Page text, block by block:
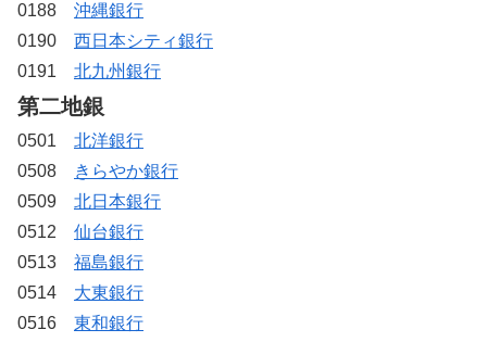
0188 沖縄銀行
0190 西日本シティ銀行
0191 北九州銀行
第二地銀
0501 北洋銀行
0508
きらやか銀行
0509 北日本銀行
0512 仙台銀行
0513 福島銀行
0514 大東銀行
0516 東和銀行